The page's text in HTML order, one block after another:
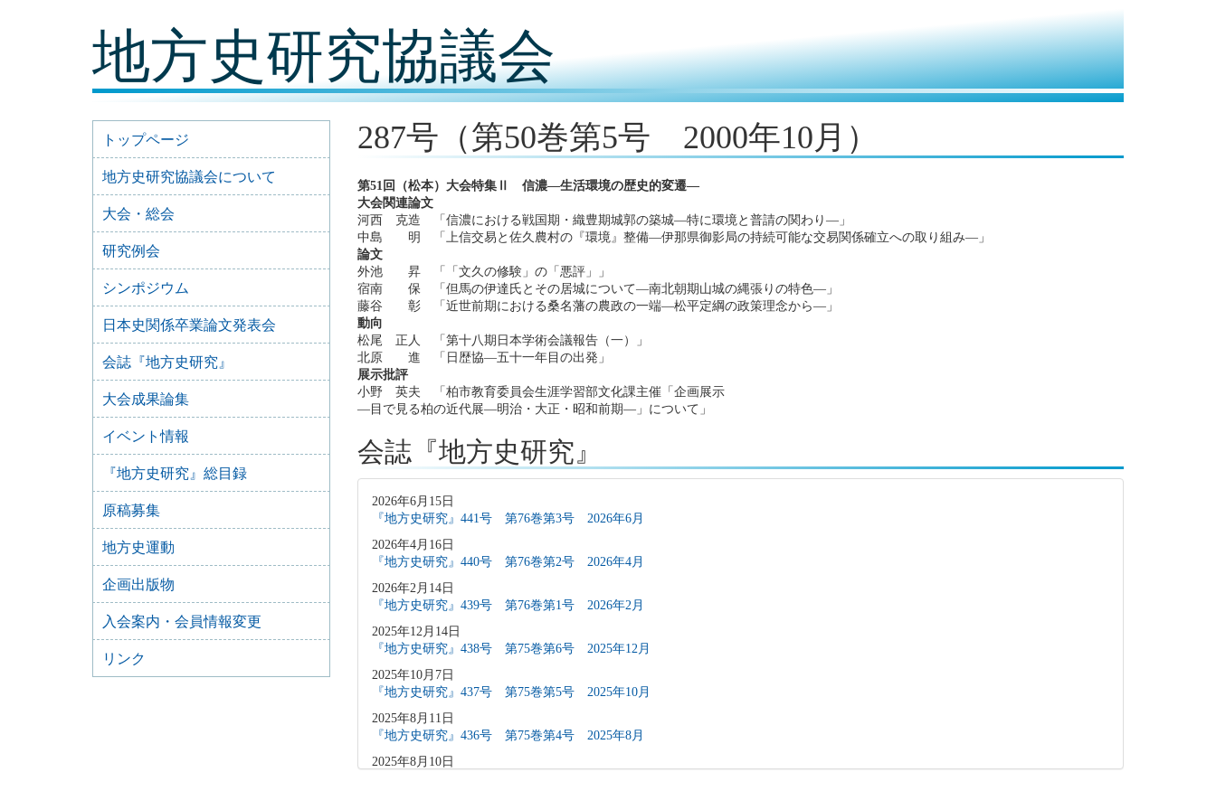
地方史研究協議会
287号（第50巻第5号 2000年10月）
第51回（松本）大会特集Ⅱ 信濃―生活環境の歴史的変遷―
大会関連論文
河西 克造 「信濃における戦国期・織豊期城郭の築城―特に環境と普請の関わり―」
中島 明 「上信交易と佐久農村の『環境』整備―伊那県御影局の持続可能な交易関係確立への取り組み―」
論文
外池 昇 「「文久の修験」の「悪評」」
宿南 保 「但馬の伊達氏とその居城について―南北朝期山城の縄張りの特色―」
藤谷 彰 「近世前期における桑名藩の農政の一端―松平定綱の政策理念から―」
動向
松尾 正人 「第十八期日本学術会議報告（一）」
北原 進 「日歴協―五十一年目の出発」
展示批評
小野 英夫 「柏市教育委員会生涯学習部文化課主催「企画展示
―目で見る柏の近代展―明治・大正・昭和前期―」について」
会誌『地方史研究』
2026年6月15日
『地方史研究』441号 第76巻第3号 2026年6月
2026年4月16日
『地方史研究』440号 第76巻第2号 2026年4月
2026年2月14日
『地方史研究』439号 第76巻第1号 2026年2月
2025年12月14日
『地方史研究』438号 第75巻第6号 2025年12月
2025年10月7日
『地方史研究』437号 第75巻第5号 2025年10月
2025年8月11日
『地方史研究』436号 第75巻第4号 2025年8月
2025年8月10日
トップページ
地方史研究協議会について
大会・総会
研究例会
シンポジウム
日本史関係卒業論文発表会
会誌『地方史研究』
大会成果論集
イベント情報
『地方史研究』総目録
原稿募集
地方史運動
企画出版物
入会案内・会員情報変更
リンク